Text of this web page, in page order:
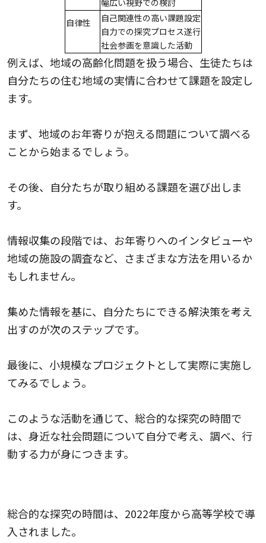
幅広い視野での検討
自律性
自己関連性の高い課題設定
自力での探究プロセス遂行
社会参画を意識した活動
例えば、地域の高齢化問題を扱う場合、生徒たちは
自分たちの住む地域の実情に合わせて課題を設定し
ます。
まず、地域のお年寄りが抱える問題について調べる
ことから始まるでしょう。
その後、自分たちが取り組める課題を選び出しま
す。
情報収集の段階では、お年寄りへのインタビューや
地域の施設の調査など、さまざまな方法を用いるか
もしれません。
集めた情報を基に、自分たちにできる解決策を考え
出すのが次のステップです。
最後に、小規模なプロジェクトとして実際に実施し
てみるでしょう。
このような活動を通じて、総合的な探究の時間で
は、身近な社会問題について自分で考え、調べ、行
動する力が身につきます。
総合的な探究の時間は、2022年度から高等学校で導
入されました。